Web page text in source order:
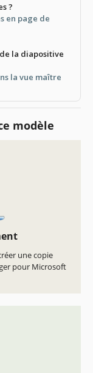
?
en page de
la diapositive
la vue maître
modèle
une copie
pour Microsoft